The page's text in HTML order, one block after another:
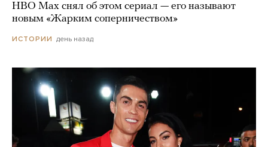
HBO Max снял об этом сериал — его называют
новым «Жарким соперничеством»
ИСТОРИИ день назад